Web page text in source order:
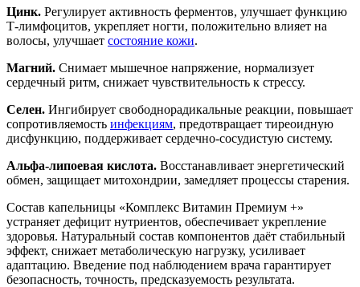
Цинк. Регулирует активность ферментов, улучшает функцию
Т-лимфоцитов, укрепляет ногти, положительно влияет на
волосы, улучшает состояние кожи.
Магний. Снимает мышечное напряжение, нормализует
сердечный ритм, снижает чувствительность к стрессу.
Селен. Ингибирует свободнорадикальные реакции, повышает
сопротивляемость инфекциям, предотвращает тиреоидную
дисфункцию, поддерживает сердечно-сосудистую систему.
Альфа-липоевая кислота. Восстанавливает энергетический
обмен, защищает митохондрии, замедляет процессы старения.
Состав капельницы «Комплекс Витамин Премиум +»
устраняет дефицит нутриентов, обеспечивает укрепление
здоровья. Натуральный состав компонентов даёт стабильный
эффект, снижает метаболическую нагрузку, усиливает
адаптацию. Введение под наблюдением врача гарантирует
безопасность, точность, предсказуемость результата.